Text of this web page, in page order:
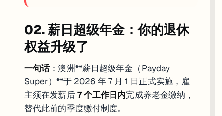
02. 薪日超级年金：你的退休
权益升级了
一句话：澳洲**薪日超级年金（Payday
Super）**于 2026 年 7 月 1 日正式实施，雇
主须在发薪后7 个工作日内完成养老金缴纳，
替代此前的季度缴付制度。